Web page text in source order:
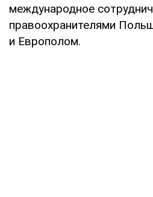
международное
правоохранителями
и Европолом.